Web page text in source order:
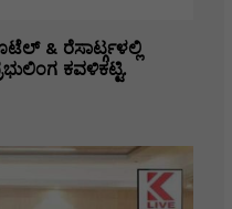
& ರೆಸಾರ್ಟ್ಗಳಲ್ಲಿ
ಕವಳಿಕಟ್ಟಿ.